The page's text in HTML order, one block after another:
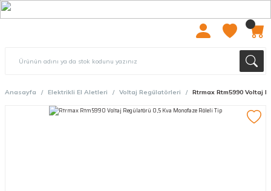
Anasayfa Elektrikli El Aletleri Voltaj Regülatörleri Rtrmax Rtm5990 Voltaj